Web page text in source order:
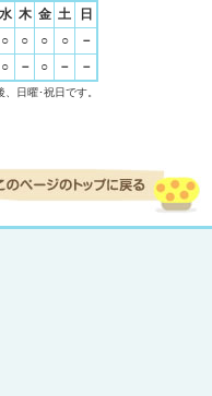
水 木 金 土
日
○ ○ ○ ○
－
○ － ○ － －
日曜･祝日です。